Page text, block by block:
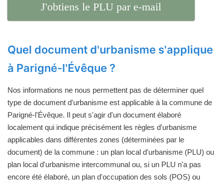
J'obtiens le PLU par e-mail
Quel document d'urbanisme s'applique
à Parigné-l'Évêque ?
Nos informations ne nous permettent pas de déterminer quel
type de document d'urbanisme est applicable à la commune de
Parigné-l'Évêque. Il peut s'agir d'un document élaboré
localement qui indique précisément les règles d'urbanisme
applicables dans différentes zones (déterminées par le
document) de la commune : un plan local d'urbanisme (PLU) ou
plan local d'urbanisme intercommunal ou, si un PLU n'a pas
encore été élaboré, un plan d'occupation des sols (POS) ou